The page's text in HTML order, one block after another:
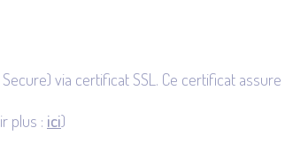
via certificat SSL. Ce certificat
plus : ici)